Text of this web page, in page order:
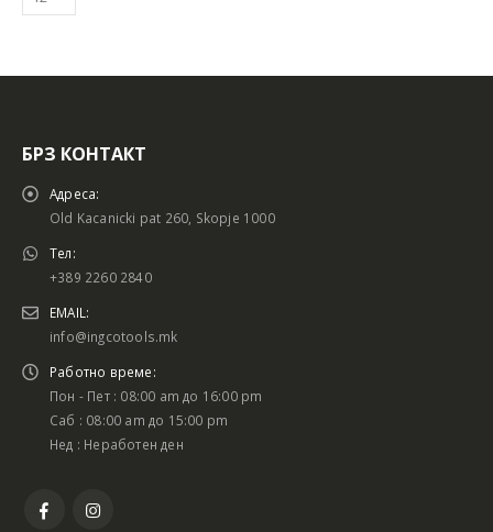
БРЗ КОНТАКТ
Адреса:
Old Kacanicki pat 260, Skopje 1000
Тел:
+389 2260 2840
EMAIL:
info@ingcotools.mk
Работно време:
Пон - Пет : 08:00 am до 16:00 pm
Саб : 08:00 am до 15:00 pm
Нед : Неработен ден